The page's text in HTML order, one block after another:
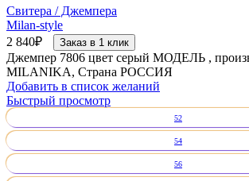
Свитера / Джемпера
Milan-style
2 840₽ Заказ в 1 клик
Джемпер 7806 цвет серый МОДЕЛЬ ,
MILANIKA, Страна РОССИЯ
Добавить в список желаний
Быстрый просмотр
52
54
56